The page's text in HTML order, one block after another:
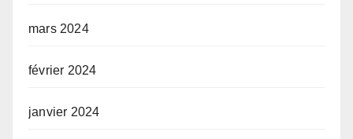
mars 2024
février 2024
janvier 2024